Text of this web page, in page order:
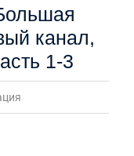
канал,
1-3